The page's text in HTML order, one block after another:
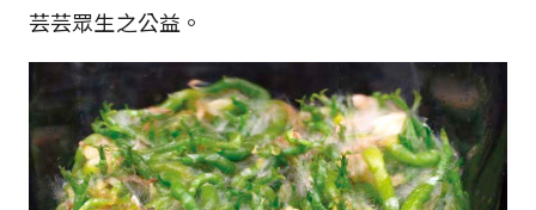
芸芸眾生之公益。